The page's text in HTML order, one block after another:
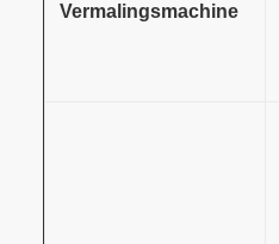
Vermalingsmachine